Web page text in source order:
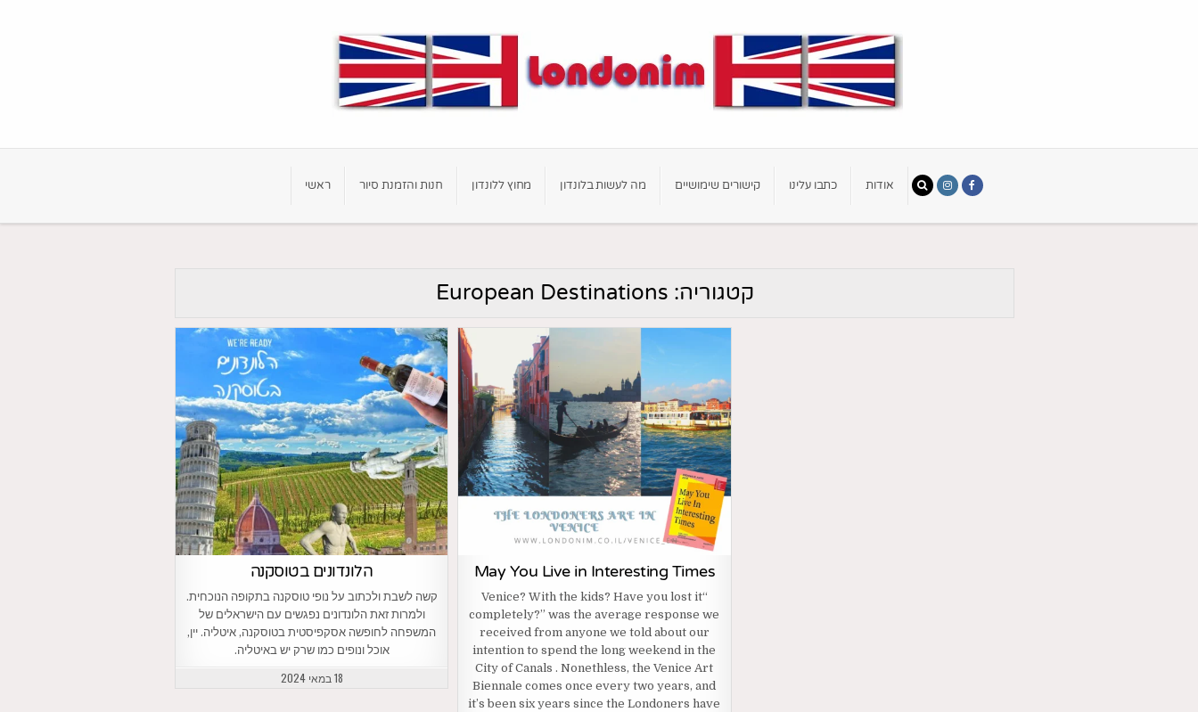
ראשי חנות והזמנת סיור מחוץ ללונדון מה לעשות בלונדון קישורים שימושיים כתבו עלינו אודות
קטגוריה: European Destinations
הלונדונים בטוסקנה
קשה לשבת ולכתוב על נופי טוסקנה בתקופה הנוכחית.
ולמרות זאת הלונדונים נפגשים עם הישראלים של
המשפחה לחופשה אסקפיסטית בטוסקנה, איטליה. יין,
אוכל ונופים כמו שרק יש באיטליה.
18 במאי 2024
May You Live in Interesting Times
“Venice? With the kids? Have you lost it
completely?” was the average response we
received from anyone we told about our
intention to spend the long weekend in the
City of Canals . Nonethless, the Venice Art
Biennale comes once every two years, and
it’s been six years since the Londoners have